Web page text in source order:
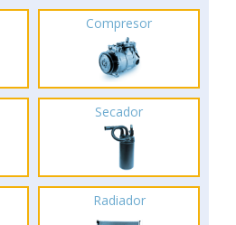
Compresor
Secador
Radiador